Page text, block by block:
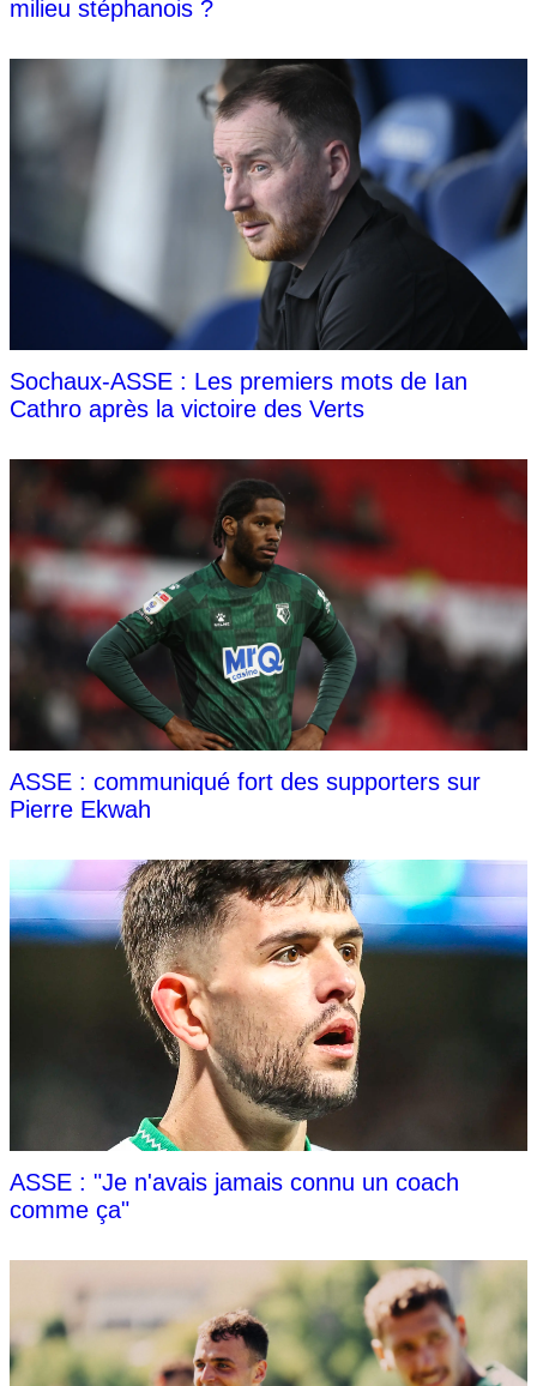
milieu stéphanois ?
Sochaux-ASSE : Les premiers mots de Ian
Cathro après la victoire des Verts
ASSE : communiqué fort des supporters sur
Pierre Ekwah
ASSE : "Je n'avais jamais connu un coach
comme ça"